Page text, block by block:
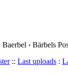
› Bärbels
:: Last uploads :